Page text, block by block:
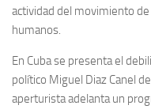
actividad del movimiento
humanos.
En Cuba se presenta el
político Miguel Diaz Canel
aperturista adelanta un